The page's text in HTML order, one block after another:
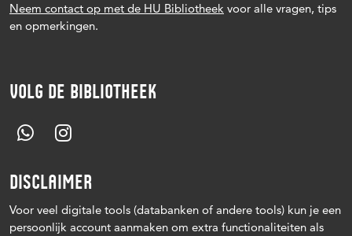
Neem contact op met de HU Bibliotheek voor alle vragen, tips
en opmerkingen.
VOLG DE BIBLIOTHEEK
DISCLAIMER
Voor veel digitale tools (databanken of andere tools) kun je een
persoonlijk account aanmaken om extra functionaliteiten als